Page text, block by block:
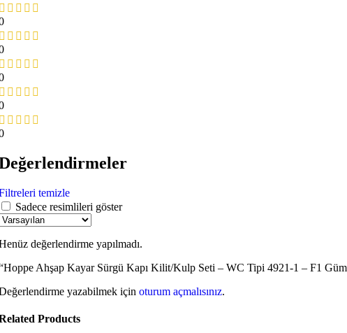
temizle
Sadece resimlileri göster
değerlendirme yapılmadı.
Ahşap Kayar Sürgü Kapı Kilit/Kulp Seti – WC Tipi 4921-1 – F1
yazabilmek için oturum açmalısınız.
Products